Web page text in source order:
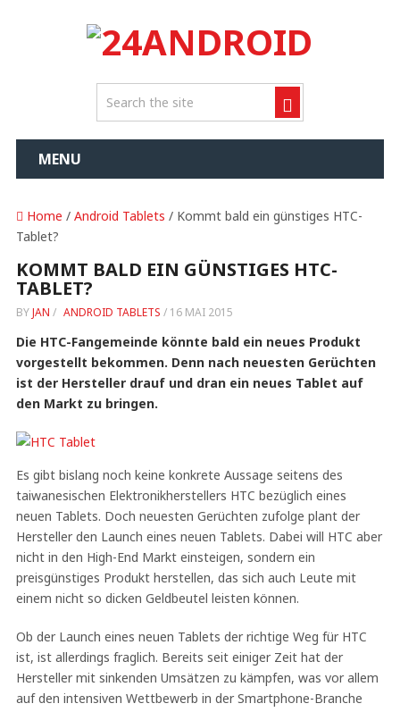
MENU
Home / Android Tablets / Kommt bald ein günstiges HTC-
Tablet?
KOMMT BALD EIN GÜNSTIGES HTC-
TABLET?
BYJAN / ANDROID TABLETS / 16 MAI 2015
Die HTC-Fangemeinde könnte bald ein neues Produkt
vorgestellt bekommen. Denn nach neuesten Gerüchten
ist der Hersteller drauf und dran ein neues Tablet auf
den Markt zu bringen.
Es gibt bislang noch keine konkrete Aussage seitens des
taiwanesischen Elektronikherstellers HTC bezüglich eines
neuen Tablets. Doch neuesten Gerüchten zufolge plant der
Hersteller den Launch eines neuen Tablets. Dabei will HTC aber
nicht in den High-End Markt einsteigen, sondern ein
preisgünstiges Produkt herstellen, das sich auch Leute mit
einem nicht so dicken Geldbeutel leisten können.
Ob der Launch eines neuen Tablets der richtige Weg für HTC
ist, ist allerdings fraglich. Bereits seit einiger Zeit hat der
Hersteller mit sinkenden Umsätzen zu kämpfen, was vor allem
auf den intensiven Wettbewerb in der Smartphone-Branche